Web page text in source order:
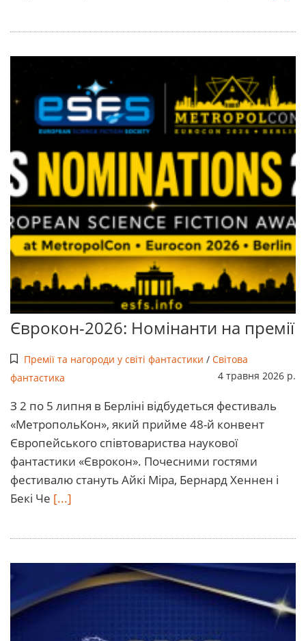
Єврокон-2026: Номінанти на премії
Премії та нагороди у світі фантастики / Світова
фантастика
4 травня 2026 р.
З 2 по 5 липня в Берліні відбудеться фестиваль
«МетропольКон», який прийме 48-й конвент
Європейського співтовариства наукової
фантастики «Єврокон». Почесними гостями
фестивалю стануть Айкі Міра, Бернард Хеннен і
Бекі Че [...]